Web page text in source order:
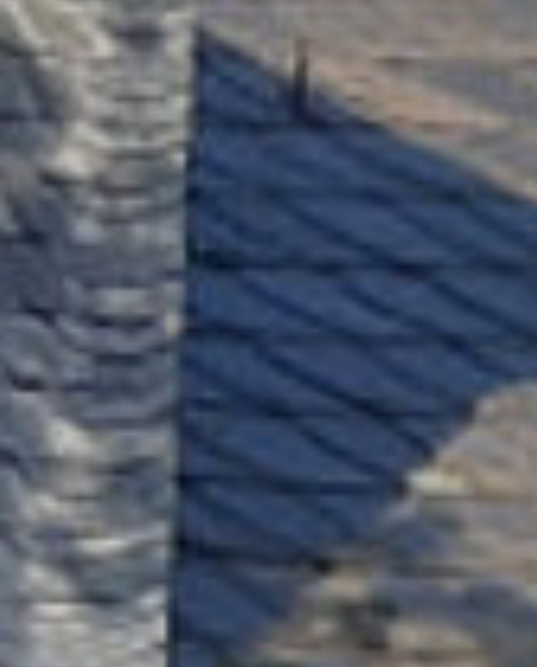
1 Jahr
EXTERNE MEDIEN
Um Inhalte von Videoplattformen und Social Media
Plattformen anzeigen zu können, werden von
diesen externen Medien Cookies gesetzt.
Vimeo